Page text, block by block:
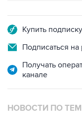
Подписаться на
Получать
канале
НОВОСТИ ПО
7 августа 16:11